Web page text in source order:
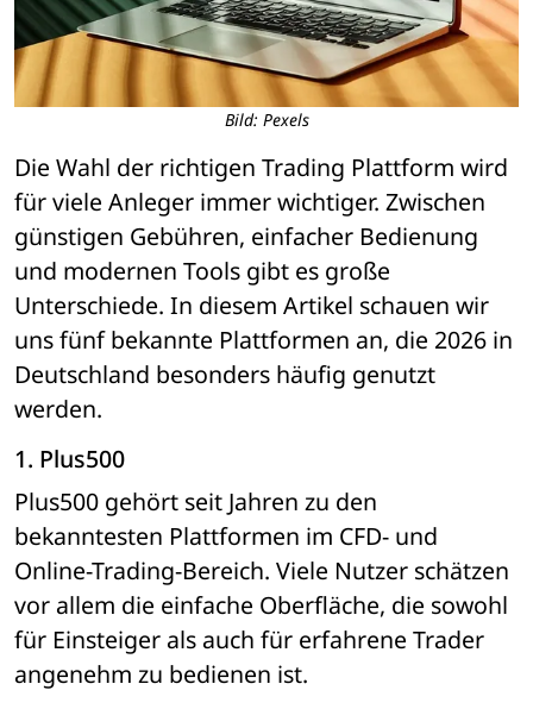
Bild: Pexels
Die Wahl der richtigen Trading Plattform wird
für viele Anleger immer wichtiger. Zwischen
günstigen Gebühren, einfacher Bedienung
und modernen Tools gibt es große
Unterschiede. In diesem Artikel schauen wir
uns fünf bekannte Plattformen an, die 2026 in
Deutschland besonders häufig genutzt
werden.
1. Plus500
Plus500 gehört seit Jahren zu den
bekanntesten Plattformen im CFD- und
Online-Trading-Bereich. Viele Nutzer schätzen
vor allem die einfache Oberfläche, die sowohl
für Einsteiger als auch für erfahrene Trader
angenehm zu bedienen ist.